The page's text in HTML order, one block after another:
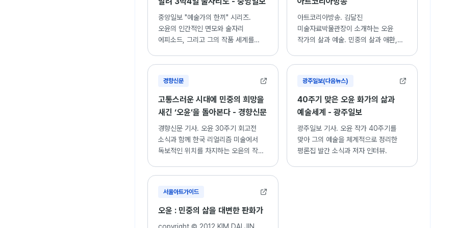
중앙일보 "예술가의 한끼" 시리즈.
오윤의 인간적인 면모와 술자리
에피소드, 그리고 그의 작품 세계를
아트코리아방송. 김달진
미술자료박물관장이 소개하는 오윤
작가의 삶과 예술. 민중의 삶과 애환,
경향신문
고통스러운 시대에 민중의 희망을
새긴 ‘오윤’을 돌아본다 - 경향신문
경향신문 기사. 오윤 30주기 회고전
소식과 함께 한국 리얼리즘 미술에서
독보적인 위치를 차지하는 오윤의 작품
광주일보(다음뉴스)
40주기 맞은 오윤 화가의 삶과
예술세계 - 광주일보
광주일보 기사. 오윤 작가 40주기를
맞아 그의 예술을 체계적으로 정리한
평론집 발간 소식과 저자 인터뷰.
서울아트가이드
오윤 : 민중의 삶을 대변한 판화가